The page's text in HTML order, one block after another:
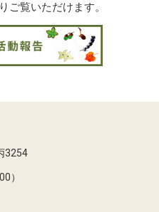
ご覧いただけます。
3254
）